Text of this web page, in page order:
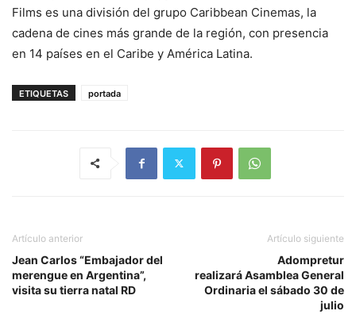
Films es una división del grupo Caribbean Cinemas, la
cadena de cines más grande de la región, con presencia
en 14 países en el Caribe y América Latina.
ETIQUETAS portada
Artículo anterior
Jean Carlos “Embajador del
merengue en Argentina”,
visita su tierra natal RD
Artículo siguiente
Adompretur
realizará Asamblea General
Ordinaria el sábado 30 de
julio